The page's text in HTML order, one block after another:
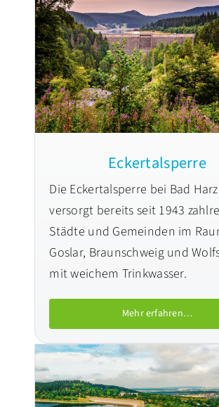
Eckertalsperre
Die Eckertalsperre bei Bad
versorgt bereits seit 1943
Städte und Gemeinden im
Goslar, Braunschweig und
mit weichem Trinkwasser.
Mehr erfahren…